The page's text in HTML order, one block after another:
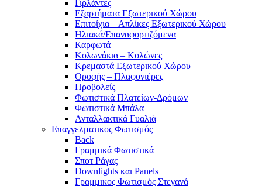
Γιρλάντες
Εξαρτήματα Εξωτερικού Χώρου
Επιτοίχια – Απλίκες Εξωτερικού Χώρου
Ηλιακά/Επαναφορτιζόμενα
Καρφωτά
Κολωνάκια – Κολώνες
Κρεμαστά Εξωτερικού Χώρου
Οροφής – Πλαφονιέρες
Προβολείς
Φωτιστικά Πλατείων-Δρόμων
Φωτιστικά Μπάλα
Ανταλλακτικά Γυαλιά
Επαγγελματικος Φωτισμός
Back
Γραμμικά Φωτιστικά
Σποτ Ράγας
Downlights και Panels
Γραμμικος Φωτισμός Στεγανά